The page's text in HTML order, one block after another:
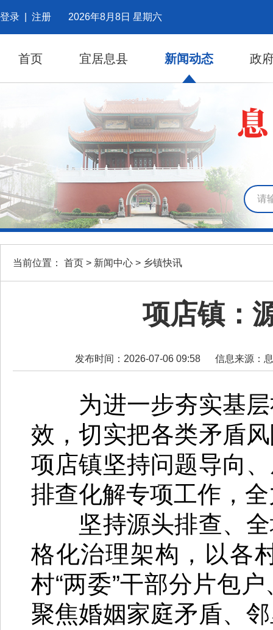
登录 注册 2026年8月8日 星期六
首页 宜居息县 新闻动态 政
当前位置： 首页 > 新闻中心 > 乡镇快讯
项店镇：
发布时间：2026-07-06 09:58 信息来源：
为进一步夯实基层
效，切实把各类矛盾
项店镇坚持问题导向
排查化解专项工作，
坚持源头排查、全
格化治理架构，以各
村“两委”干部分片包
聚焦婚姻家庭矛盾、